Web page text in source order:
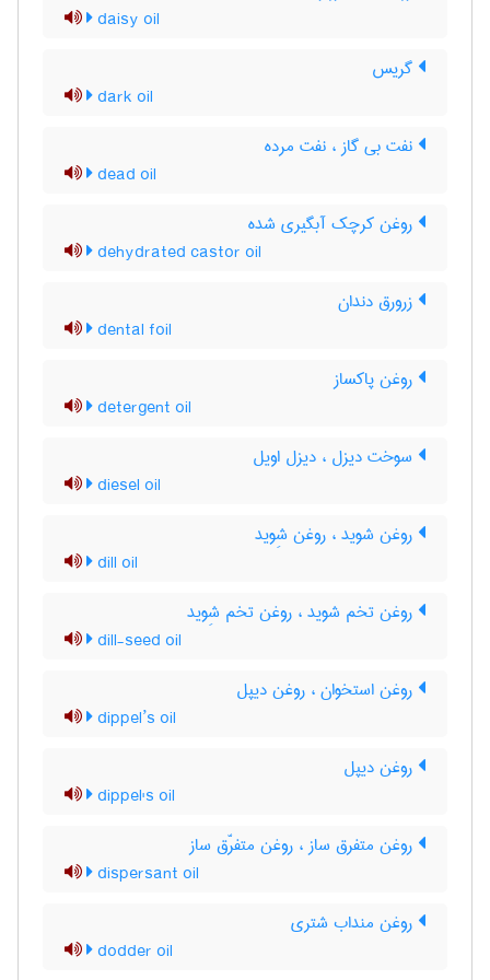
daisy oil
گریس
dark oil
نفت بی گاز ، نفت مرده
dead oil
روغن کرچک آبگیری شده
dehydrated castor oil
زرورق دندان
dental foil
روغن پاکساز
detergent oil
سوخت دیزل ، دیزل اویل
diesel oil
روغن شوید ، روغن شِوید
dill oil
روغن تخم شوید ، روغن تخم شِوید
dill-seed oil
روغن استخوان ، روغن دیپل
dippel’s oil
روغن دیپل
dippel's oil
روغن متفرق ساز ، روغن متفرّق ساز
dispersant oil
روغن منداب شتری
dodder oil